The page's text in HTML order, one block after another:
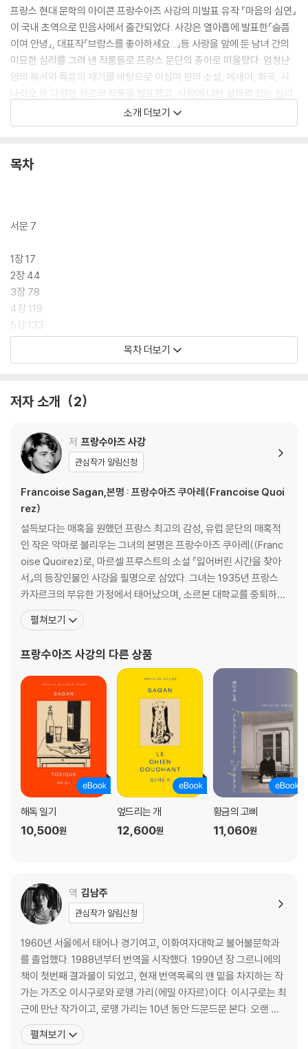
프랑스 현대 문학의 아이콘 프랑수아즈 사강의 미발표 유작 『마음의 심연』
이 국내 초역으로 민음사에서 출간되었다. 사강은 열아홉에 발표한『슬픔
이여 안녕』, 대표작『브람스를 좋아하세요...』등 사랑을 앞에 둔 남녀 간의
미묘한 심리를 그려 낸 작품들로 프랑스 문단의 총아로 떠올랐다. 엄청난
양의 독서와 특유의 재기를 바탕으로 이십여 편의 소설, 에세이, 희곡, 시
나리오 등 다양한 장르의 작품을 발표했고, 사랑에 대한 설득력 있는 심리
지도를 완성했다. 섬세한 문체, 내밀한 심리 묘사로 특유의 문학 세계를 구
축해 반세기에 걸쳐 ‘사강 신드롬’을 유지해 왔다. 사강의 어느 작품들보다
성 소설임에도 불구하고 가장 ‘사강스러운’ 작품으로 평가받고 있다.
득 적힌 원본과 영화로 제작되기 위해 시나리오로 각색된 원고를 토대로
년 프랑스에서 처음 세상에 내놓게 되었다. 출간 당시 독자들은 파리의 책
방 앞에 길게 줄을 섰고, 파격적인 초판 부수 모두가 단기간에 팔려나가 품
절되며 사강의 위상이 건재함을 다시 한번 각인시켰다.
내용이 불완전하다 해도, 상태가 어떻든 간에 이 원고는 프랑수아즈 사강
의 문학 세계 전체에서 중요한 일부를 이루고 있는 만큼 반드시 출간되어
야 한다고, 그리고 이 원고를 완성할 수 있는 사람은 나뿐이라고 마음속 목
- 드니 웨스토프, 「서문」에서
소개 더보기
목차
서문 7
1장 17
2장 44
3장 78
4장 119
5장 133
6장 156
10장 214
12장 230
13장 250
14장 259
15장 262
16장 278
17장 281
작품 해설 287
작가 연보 295
목차 더보기
저자 소개 2
저 프랑수아즈 사강
관심작가 알림신청
Francoise Sagan,본명 : 프랑수아즈 쿠아레(Francoise Quoi
rez)
설득보다는 매혹을 원했던 프랑스 최고의 감성, 유럽 문단의 매혹적
인 작은 악마로 불리우는 그녀의 본명은 프랑수아즈 쿠아레((Franc
oise Quoirez)로, 마르셀 프루스트의 소설 『잃어버린 시간을 찾아
서』의 등장인물인 사강을 필명으로 삼았다. 그녀는 1935년 프랑스
카자르크의 부유한 가정에서 태어났으며, 소르본 대학교를 중퇴하였
다. 19세 때 발표한 장편소설 『슬픔이여 안녕』이 전 세계 베스트셀러
가 되어 문단에 큰 반향을 일으켰고, 이 작품으로 1954년 프랑스 문
과 세간에는 말이 많았다. 통속적인
펼쳐보기
프랑수아즈 사강의 다른 상품
해독 일기
10,500원
엎드리는 개
12,600원
황금의 고삐
11,060원
역 김남주
관심작가 알림신청
1960년 서울에서 태어나 경기여고, 이화여자대학교 불어불문학과
를 졸업했다. 1988년부터 번역을 시작했다. 1990년 장 그르니에의
책이 첫번째 결과물이 되었고, 현재 번역목록의 맨 밑을 차지하는 작
가는 가즈오 이시구로와 로맹 가리(에밀 아자르)이다. 이시구로는 최
근에 만난 작가이고, 로맹 가리는 10년 동안 드문드문 본다. 오랜 시
간, 시간의 무게를 견디고 살아남은 글들, 그중에서도 프랑스 문학을
번역해왔다. 번역서로 『세잔 졸라를 만나다』, 『창조자 피카소』, 『달
펼쳐보기